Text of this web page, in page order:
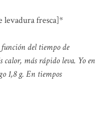
levadura fresca]*
del tiempo de
calor, más rápido leva. Yo en
1,8 g. En tiempos